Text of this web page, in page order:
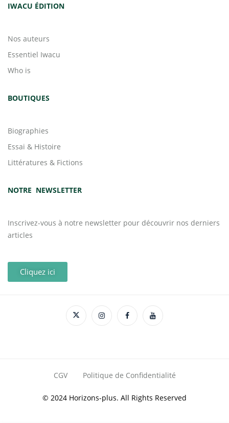
IWACU ÉDITION
Nos auteurs
Essentiel Iwacu
Who is
BOUTIQUES
Biographies
Essai & Histoire
Littératures & Fictions
NOTRE NEWSLETTER
Inscrivez-vous à notre newsletter pour découvrir nos derniers
articles
Cliquez ici
CGV Politique de Confidentialité
© 2024 Horizons-plus. All Rights Reserved